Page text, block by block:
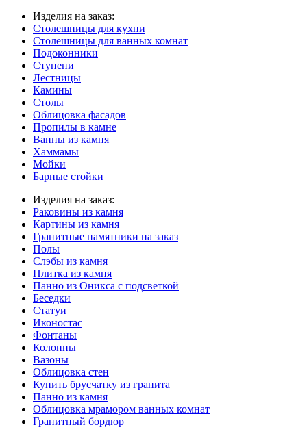
Изделия на заказ:
Столешницы для кухни
Столешницы для ванных комнат
Подоконники
Ступени
Лестницы
Камины
Столы
Облицовка фасадов
Пропилы в камне
Ванны из камня
Хаммамы
Мойки
Барные стойки
Изделия на заказ:
Раковины из камня
Картины из камня
Гранитные памятники на заказ
Полы
Слэбы из камня
Плитка из камня
Панно из Оникса с подсветкой
Беседки
Статуи
Иконостас
Фонтаны
Колонны
Вазоны
Облицовка стен
Купить брусчатку из гранита
Панно из камня
Облицовка мрамором ванных комнат
Гранитный бордюр